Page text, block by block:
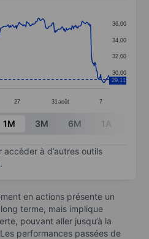
points.
categories.
displaying values. Data
27 31 août 7
30,00
32,00
34,00
36,00
29,11
1M 3M 6M 1A
accéder à d’autres outils
en actions présente un
terme, mais implique
pouvant aller jusqu’à la
performances passées de